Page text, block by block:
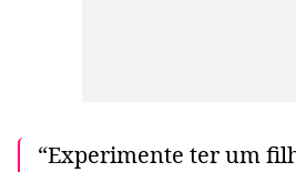
“Experimente ter um